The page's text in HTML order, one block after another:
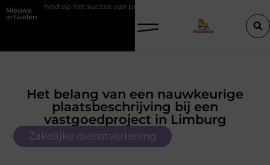
Nieuwe
artikelen
op het succes van promotiemateriaal met eigen logo
Het belang van een nauwkeurige
plaatsbeschrijving bij een
vastgoedproject in Limburg
Zakelijke dienstverlening